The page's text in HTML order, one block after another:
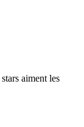
aiment les